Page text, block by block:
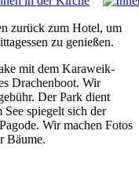
zurück zum Hotel, um
zu genießen.
mit dem Karaweik-
Drachenboot. Wir
Der Park dient
spiegelt sich der
Wir machen Fotos
Bäume.